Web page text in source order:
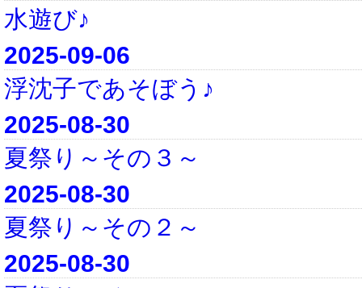
水遊び♪
2025-09-06
浮沈子であそぼう♪
2025-08-30
夏祭り～その３～
2025-08-30
夏祭り～その２～
2025-08-30